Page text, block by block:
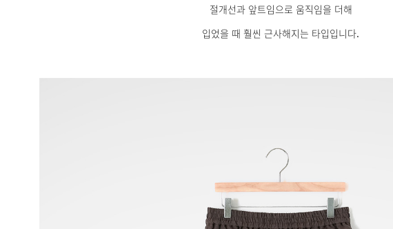
절개선과 앞트임으로 움직임을 더해
입었을 때 훨씬 근사해지는 타입입니다.